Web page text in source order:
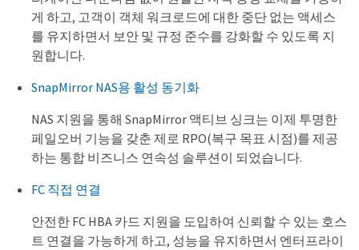
게 하고, 고객이 객체 워크로드에 대한 중단 없는 액세스
를 유지하면서 보안 및 규정 준수를 강화할 수 있도록 지
원합니다.
SnapMirror NAS용 활성 동기화
NAS 지원을 통해 SnapMirror 액티브 싱크는 이제 투명한
페일오버 기능을 갖춘 제로 RPO(복구 목표 시점)를 제공
하는 통합 비즈니스 연속성 솔루션이 되었습니다.
FC 직접 연결
안전한 FC HBA 카드 지원을 도입하여 신뢰할 수 있는 호스
트 연결을 가능하게 하고, 성능을 유지하면서 엔터프라이